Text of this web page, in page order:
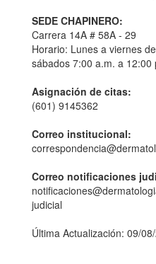
SEDE CHAPINERO:
Carrera 14A # 58A - 29
Horario: Lunes a viernes
sábados 7:00 a.m. a 12:00
Asignación de citas:
(601) 9145362
Correo institucional:
Correo notificaciones
judicial
Última Actualización: 09/